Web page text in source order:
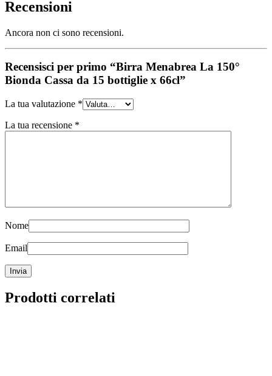
Recensioni
Ancora non ci sono recensioni.
Recensisci per primo “Birra Menabrea La 150°
Bionda Cassa da 15 bottiglie x 66cl”
La tua valutazione *
La tua recensione *
Nome
Email
Prodotti correlati